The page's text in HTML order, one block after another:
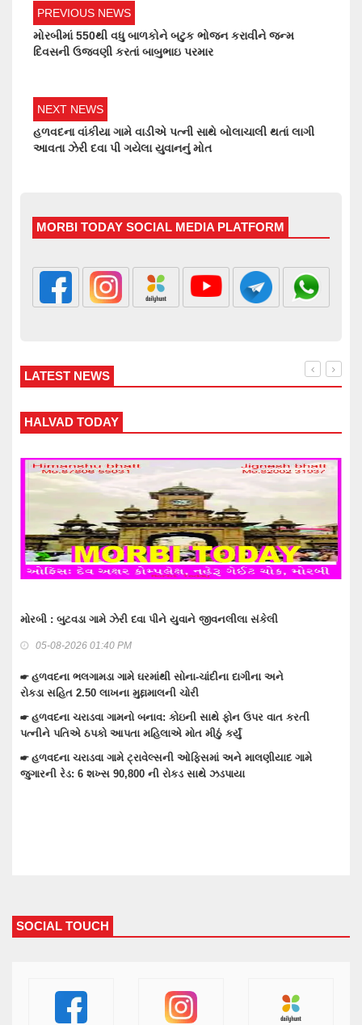
PREVIOUS NEWS
મોરબીમાં 550થી વધુ બાળકોને બટુક ભોજન કરાવીને જન્મ
દિવસની ઉજવણી કરતાં બાબુભાઇ પરમાર
NEXT NEWS
હળવદના વાંકીયા ગામે વાડીએ પત્ની સાથે બોલાચાલી થતાં લાગી
આવતા ઝેરી દવા પી ગયેલા યુવાનનું મોત
MORBI TODAY SOCIAL MEDIA PLATFORM
LATEST NEWS
ગામે ઝેરી દવા પીને યુવાને જીવનલીલા સંકેલી
PM
ગામે ઘરમાંથી સોના-ચાંદીના દાગીના અને
લાખના મુદ્દામાલની ચોરી
ગામનો બનાવ: કોઇની સાથે ફોન ઉપર વાત કરતી
આપતા મહિલાએ મોત મીઠું કર્યું
ગામે ટ્રાવેલ્સની ઓફિસમાં અને માલણીયાદ ગામે
90,800 ની રોકડ સાથે ઝડપાયા
વાંકાનેરમાં મુખ્ય માર્ગો
☛ વાંકાનેરના
☛ વાંકાનેરમાં દેવદયા
1.71 લાખના મુદ્દામાની
SOCIAL TOUCH